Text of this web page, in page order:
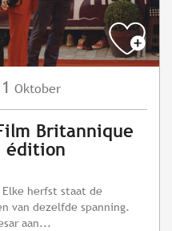
Oktober
Britannique
édition
herfst staat de
van dezelfde spanning.
aan...